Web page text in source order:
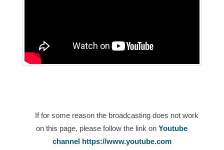
If for some reason the broadcasting does not work
on this page, please follow the link onYoutube
channel https://www.youtube.com